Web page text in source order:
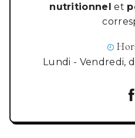
nutritionnel et
Lundi - Vendredi,